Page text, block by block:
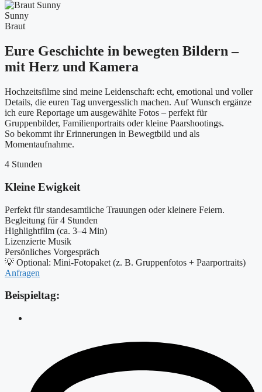
Sunny
Braut
Eure Geschichte in bewegten Bildern –
mit Herz und Kamera
Hochzeitsfilme sind meine Leidenschaft: echt, emotional und voller
Details, die euren Tag unvergesslich machen. Auf Wunsch ergänze
ich eure Reportage um ausgewählte Fotos – perfekt für
Gruppenbilder, Familienportraits oder kleine Paarshootings.
So bekommt ihr Erinnerungen in Bewegtbild und als
Momentaufnahme.
4 Stunden
Kleine Ewigkeit
Perfekt für standesamtliche Trauungen oder kleinere Feiern.
Begleitung für 4 Stunden
Highlightfilm (ca. 3–4 Min)
Lizenzierte Musik
Persönliches Vorgespräch
💡 Optional: Mini-Fotopaket (z. B. Gruppenfotos + Paarportraits)
Anfragen
Beispieltag: